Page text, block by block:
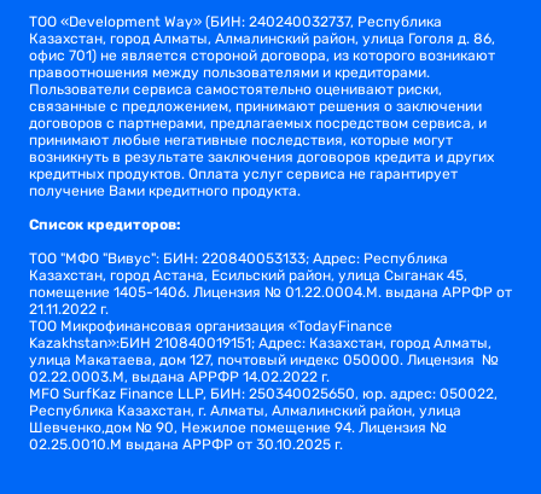
ТОО «Development Way» (БИН: 240240032737, Республика
Казахстан, город Алматы, Алмалинский район, улица Гоголя д. 86,
офис 701) не является стороной договора, из которого возникают
правоотношения между пользователями и кредиторами.
Пользователи сервиса самостоятельно оценивают риски,
связанные с предложением, принимают решения о заключении
договоров с партнерами, предлагаемых посредством сервиса, и
принимают любые негативные последствия, которые могут
возникнуть в результате заключения договоров кредита и других
кредитных продуктов. Оплата услуг сервиса не гарантирует
получение Вами кредитного продукта.
Список кредиторов:
TОО "МФО "Вивус": БИН: 220840053133; Адрес: Республика
Казахстан, город Астана, Есильский район, улица Сыганак 45,
помещение 1405-1406. Лицензия № 01.22.0004.M. выдана АРРФР от
21.11.2022 г.
ТОО Микрофинансовая организация «TodayFinance
Kazakhstan»:БИН 210840019151; Адрес: Казахстан, город Алматы,
улица Макатаева, дом 127, почтовый индекс 050000. Лицензия №
02.22.0003.М, выдана АРРФР 14.02.2022 г.
MFO SurfKaz Finance LLP, БИН: 250340025650, юр. адрес: 050022,
Республика Казахстан, г. Алматы, Алмалинский район, улица
Шевченко,дом № 90, Нежилое помещение 94. Лицензия №
02.25.0010.M выдана АРРФР от 30.10.2025 г.